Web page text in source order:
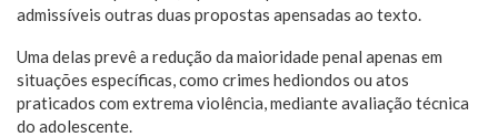
admissíveis outras duas propostas apensadas ao texto.
Uma delas prevê a redução da maioridade penal apenas em
situações específicas, como crimes hediondos ou atos
praticados com extrema violência, mediante avaliação técnica
do adolescente.